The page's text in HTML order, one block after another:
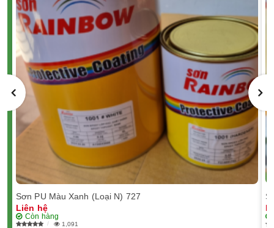
Sơn PU Màu Xanh (Loại N) 727
Liên hệ
Còn hàng
1,091